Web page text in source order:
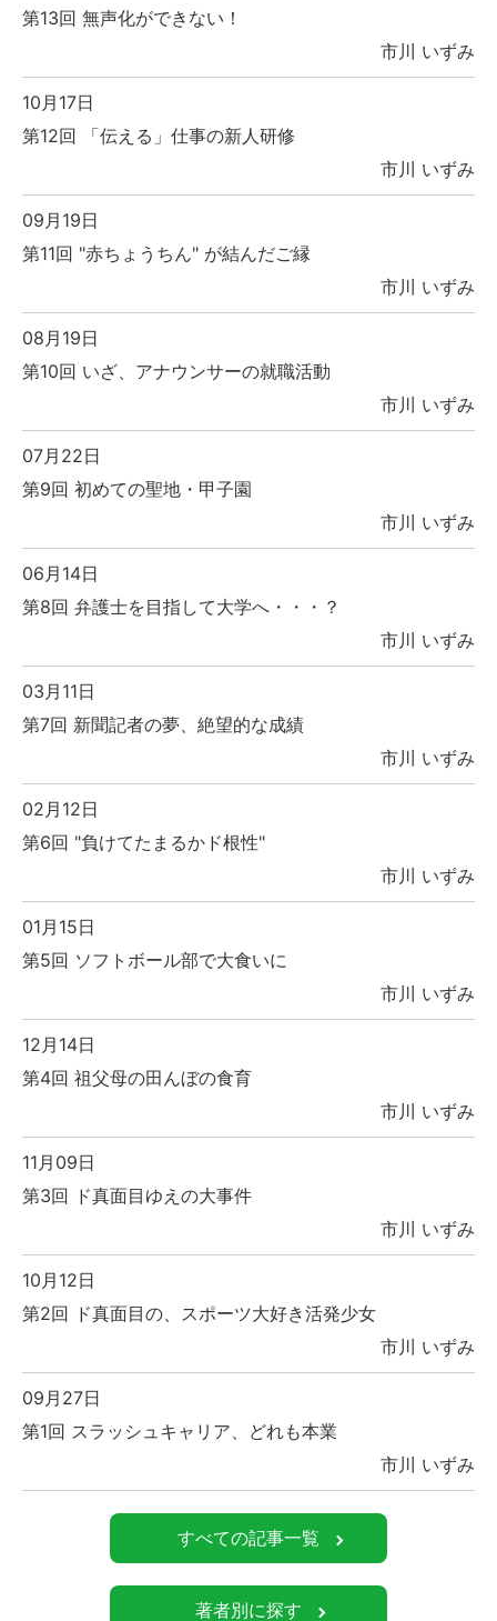
第13回 無声化ができない！
市川 いずみ
10月17日
第12回 「伝える」仕事の新人研修
市川 いずみ
09月19日
第11回 "赤ちょうちん" が結んだご縁
市川 いずみ
08月19日
第10回 いざ、アナウンサーの就職活動
市川 いずみ
07月22日
第9回 初めての聖地・甲子園
市川 いずみ
06月14日
第8回 弁護士を目指して大学へ・・・？
市川 いずみ
03月11日
第7回 新聞記者の夢、絶望的な成績
市川 いずみ
02月12日
第6回 "負けてたまるかド根性"
市川 いずみ
01月15日
第5回 ソフトボール部で大食いに
市川 いずみ
12月14日
第4回 祖父母の田んぼの食育
市川 いずみ
11月09日
第3回 ド真面目ゆえの大事件
市川 いずみ
10月12日
第2回 ド真面目の、スポーツ大好き活発少女
市川 いずみ
09月27日
第1回 スラッシュキャリア、どれも本業
市川 いずみ
すべての記事一覧
著者別に探す